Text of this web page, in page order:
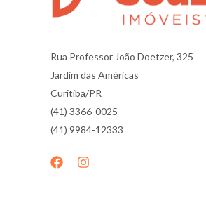
Rua Professor João Doetzer, 325
Jardim das Américas
Curitiba/PR
(41) 3366-0025
(41) 9984-12333